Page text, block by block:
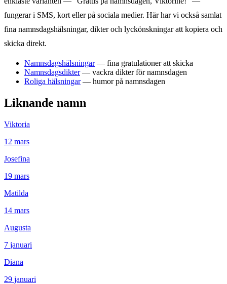
fungerar i SMS, kort eller på sociala medier. Här har vi också samlat
fina namnsdagshälsningar, dikter och lyckönskningar att kopiera och
skicka direkt.
Namnsdagshälsningar — fina gratulationer att skicka
Namnsdagsdikter— vackra dikter för namnsdagen
Roliga hälsningar— humor på namnsdagen
Liknande namn
Viktoria
12 mars
Josefina
19 mars
Matilda
14 mars
Augusta
7 januari
Diana
29 januari